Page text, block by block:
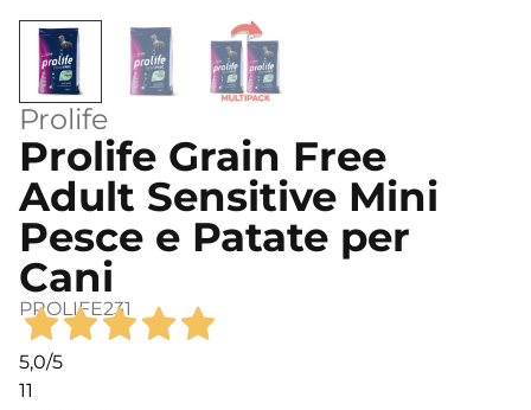
Prolife
Prolife Grain Free
Adult Sensitive Mini
Pesce e Patate per
Cani
PROLIFE231
5,0/5
11